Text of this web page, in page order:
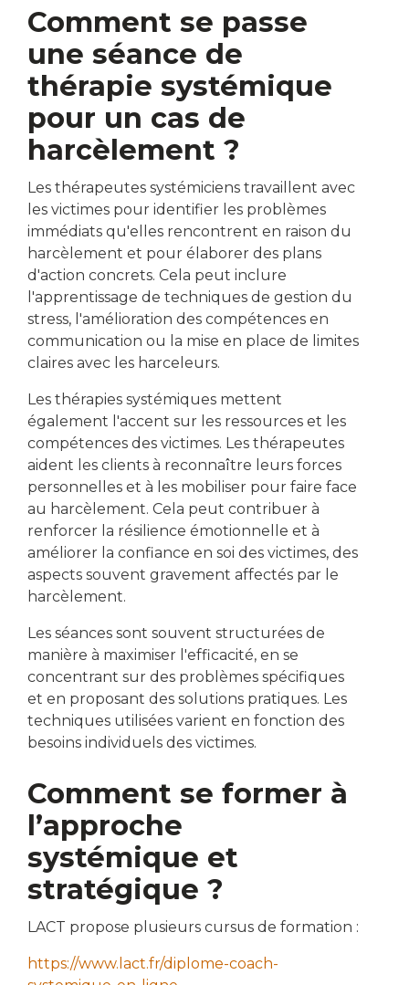
Comment se passe
une séance de
thérapie systémique
pour un cas de
harcèlement ?
Les thérapeutes systémiciens travaillent avec
les victimes pour identifier les problèmes
immédiats qu'elles rencontrent en raison du
harcèlement et pour élaborer des plans
d'action concrets. Cela peut inclure
l'apprentissage de techniques de gestion du
stress, l'amélioration des compétences en
communication ou la mise en place de limites
claires avec les harceleurs.
Les thérapies systémiques mettent
également l'accent sur les ressources et les
compétences des victimes. Les thérapeutes
aident les clients à reconnaître leurs forces
personnelles et à les mobiliser pour faire face
au harcèlement. Cela peut contribuer à
renforcer la résilience émotionnelle et à
améliorer la confiance en soi des victimes, des
aspects souvent gravement affectés par le
harcèlement.
Les séances sont souvent structurées de
manière à maximiser l'efficacité, en se
concentrant sur des problèmes spécifiques
et en proposant des solutions pratiques. Les
techniques utilisées varient en fonction des
besoins individuels des victimes.
Comment se former à
l’approche
systémique et
stratégique ?
LACT propose plusieurs cursus de formation :
https://www.lact.fr/diplome-coach-